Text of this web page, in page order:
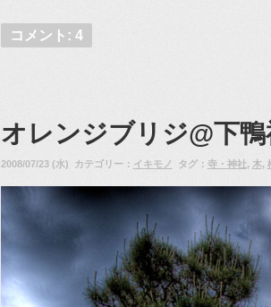
コメント: 4
オレンジブリジ@下鴨
2008/07/23 (水) カテゴリー： イキモノ タグ： 寺・神社, 木,